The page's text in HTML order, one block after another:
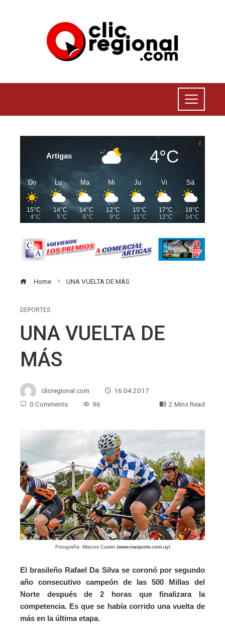
Artigas 4°C
Do
15°C
4°C
Lu
14°C
5°C
Ma
14°C
6°C
Mi
12°C
9°C
Ju
15°C
11°C
Vi
17°C
12°C
Sá
18°C
14°C
Home UNA VUELTA DE MÁS
DEPORTES
UNA VUELTA DE
MÁS
clicregional.com
16.04.2017
0 Comments
96 2 Mins Read
Fotografía: Marcos Castel (www.masports.com.uy)
El brasileño Rafael Da Silva se coronó por segundo
año consecutivo campeón de las 500 Millas del
Norte después de 2 horas que finalizara la
competencia. Es que se había corrido una vuelta de
más en la última etapa.